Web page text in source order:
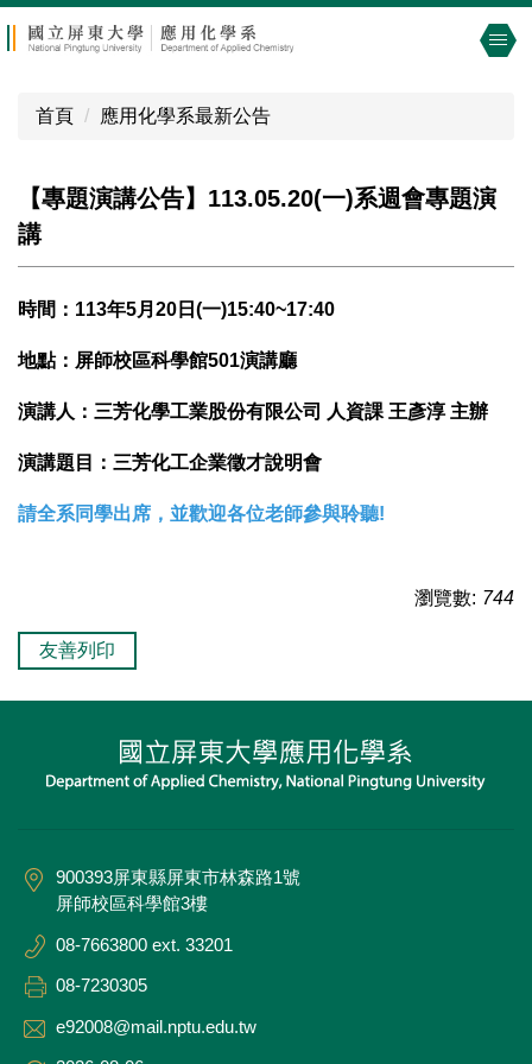
到
首頁 應用化學系最新公告
【專題演講公告】113.05.20(一)系週會專題演
講
時間：113年5月20日(一)15:40~17:40
地點：屏師校區科學館501演講廳
演講人：三芳化學工業股份有限公司 人資課 王彥淳 主辦
演講題目：三芳化工企業徵才說明會
請全系同學出席，並歡迎各位老師參與聆聽!
瀏覽數: 744
友善列印
900393屏東縣屏東市林森路1號
屏師校區科學館3樓
08-7663800 ext. 33201
08-7230305
e92008@mail.nptu.edu.tw